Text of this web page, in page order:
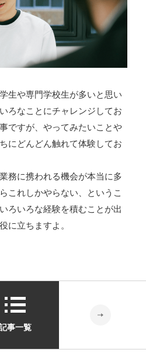
生や専門学校生が多いと思い
ろなことにチャレンジしてお
ですが、やってみたいことや
にどんどん触れて体験してお
務に携われる機会が本当に多
これしかやらない、というこ
ろいろな経験を積むことが出
に立ちますよ。
事一覧